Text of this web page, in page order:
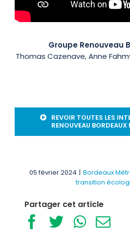
Groupe Renouveau
Thomas Cazenave, Anne
REVOIR TOUTES LES
RENOUVEAU BORDEAUX
05 février 2024 | Bordeaux
transition
Partager cet article
Facebook
Twitter